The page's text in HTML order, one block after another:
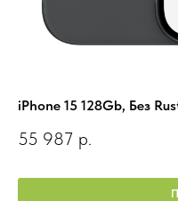
iPhone 15 128Gb, Без
55 987 р.